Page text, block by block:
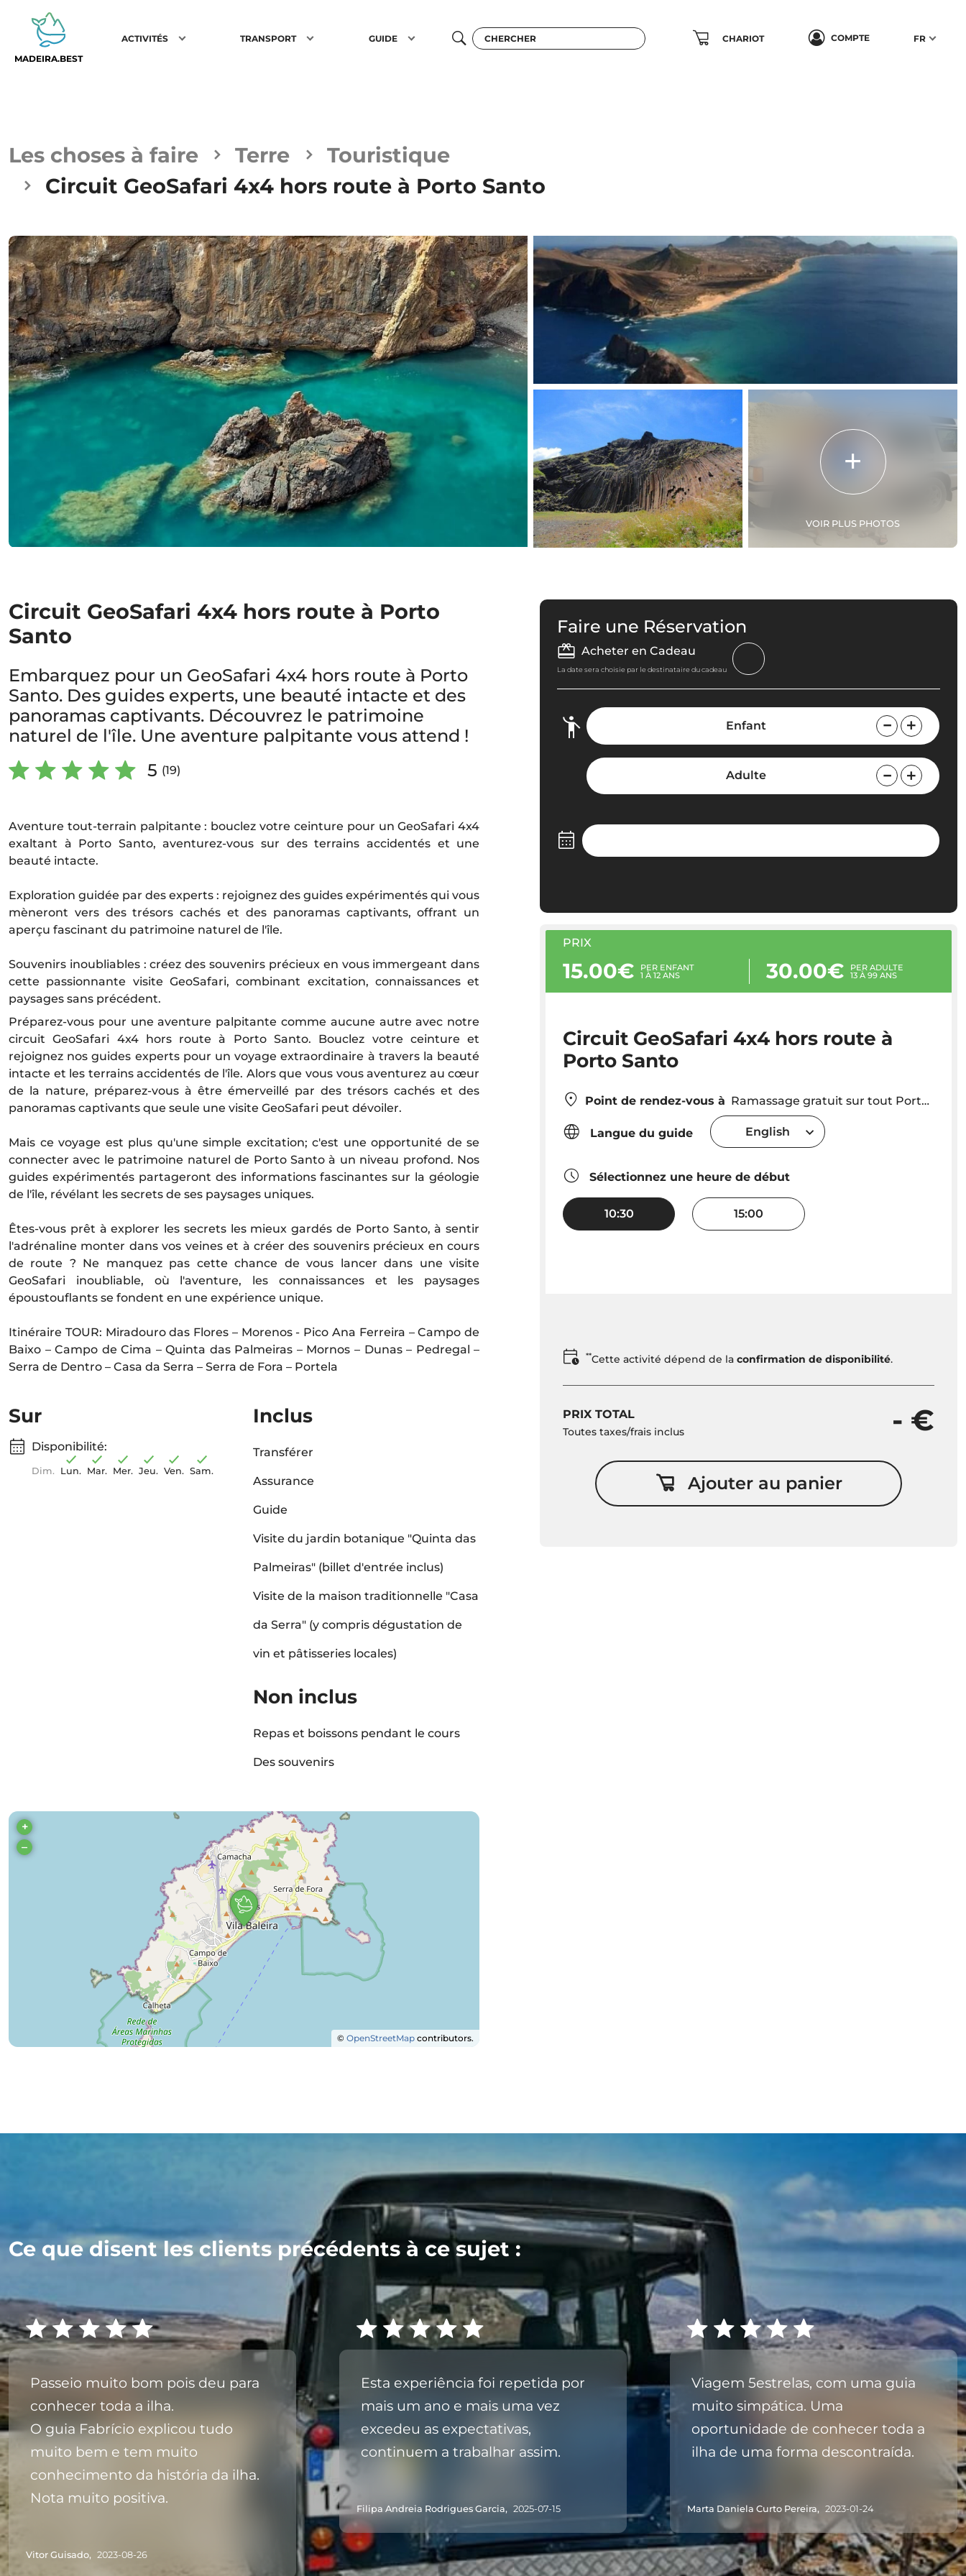
MADEIRA.BEST
ACTIVITÉS TRANSPORT GUIDE CHARIOT COMPTE FR
Les choses à faire Terre
Touristique
Circuit GeoSafari 4x4 hors route à Porto Santo
VOIR PLUS PHOTOS
Circuit GeoSafari 4x4 hors route à Porto
Santo
Embarquez pour un GeoSafari 4x4 hors route à Porto
Santo. Des guides experts, une beauté intacte et des
panoramas captivants. Découvrez le patrimoine
naturel de l'île. Une aventure palpitante vous attend !
5 (19)
Aventure tout-terrain palpitante : bouclez votre ceinture pour un GeoSafari 4x4
exaltant à Porto Santo, aventurez-vous sur des terrains accidentés et une
beauté intacte.
Exploration guidée par des experts : rejoignez des guides expérimentés qui vous
mèneront vers des trésors cachés et des panoramas captivants, offrant un
aperçu fascinant du patrimoine naturel de l'île.
Souvenirs inoubliables : créez des souvenirs précieux en vous immergeant dans
cette passionnante visite GeoSafari, combinant excitation, connaissances et
paysages sans précédent.
Préparez-vous pour une aventure palpitante comme aucune autre avec notre
circuit GeoSafari 4x4 hors route à Porto Santo. Bouclez votre ceinture et
rejoignez nos guides experts pour un voyage extraordinaire à travers la beauté
intacte et les terrains accidentés de l'île. Alors que vous vous aventurez au cœur
de la nature, préparez-vous à être émerveillé par des trésors cachés et des
panoramas captivants que seule une visite GeoSafari peut dévoiler.
Mais ce voyage est plus qu'une simple excitation; c'est une opportunité de se
connecter avec le patrimoine naturel de Porto Santo à un niveau profond. Nos
guides expérimentés partageront des informations fascinantes sur la géologie
de l'île, révélant les secrets de ses paysages uniques.
Êtes-vous prêt à explorer les secrets les mieux gardés de Porto Santo, à sentir
l'adrénaline monter dans vos veines et à créer des souvenirs précieux en cours
de route ? Ne manquez pas cette chance de vous lancer dans une visite
GeoSafari inoubliable, où l'aventure, les connaissances et les paysages
époustouflants se fondent en une expérience unique.
Itinéraire TOUR: Miradouro das Flores – Morenos - Pico Ana Ferreira – Campo de
Baixo – Campo de Cima – Quinta das Palmeiras – Mornos – Dunas – Pedregal –
Serra de Dentro – Casa da Serra – Serra de Fora – Portela
Sur
Disponibilité:
Dim. Lun. Mar. Mer. Jeu. Ven. Sam.
Inclus
Transférer
Assurance
Guide
Visite du jardin botanique "Quinta das
Palmeiras" (billet d'entrée inclus)
Visite de la maison traditionnelle "Casa
da Serra" (y compris dégustation de
vin et pâtisseries locales)
Non inclus
Repas et boissons pendant le cours
Des souvenirs
+
–
©OpenStreetMap contributors.
Faire une Réservation
Acheter en Cadeau
La date sera choisie par le destinataire du cadeau
Enfant
Adulte
PRIX
15.00€ PER ENFANT
1 À 12 ANS 30.00€ PER ADULTE
13 À 99 ANS
Circuit GeoSafari 4x4 hors route à
Porto Santo
Point de rendez-vous à Ramassage gratuit sur tout Porto Santo, où le client séjourne ou un autre lieu de préférence. Il commence également après l'arrivée du ferry "Lobo Marinho" au port de Porto Santo - prise en charge +/- 10h30.
Langue du guide English
Sélectionnez une heure de début
10:30 15:00
**Cette activité dépend de laconfirmation de disponibilité.
PRIX TOTAL
Toutes taxes/frais inclus - €
Ajouter au panier
Ce que disent les clients précédents à ce sujet :
Passeio muito bom pois deu para
conhecer toda a ilha.
O guia Fabrício explicou tudo
muito bem e tem muito
conhecimento da história da ilha.
Nota muito positiva.
Vitor Guisado, 2023-08-26
Esta experiência foi repetida por
mais um ano e mais uma vez
excedeu as expectativas,
continuem a trabalhar assim.
Filipa Andreia Rodrigues Garcia, 2025-07-15
Viagem 5estrelas, com uma guia
muito simpática. Uma
oportunidade de conhecer toda a
ilha de uma forma descontraída.
Marta Daniela Curto Pereira, 2023-01-24